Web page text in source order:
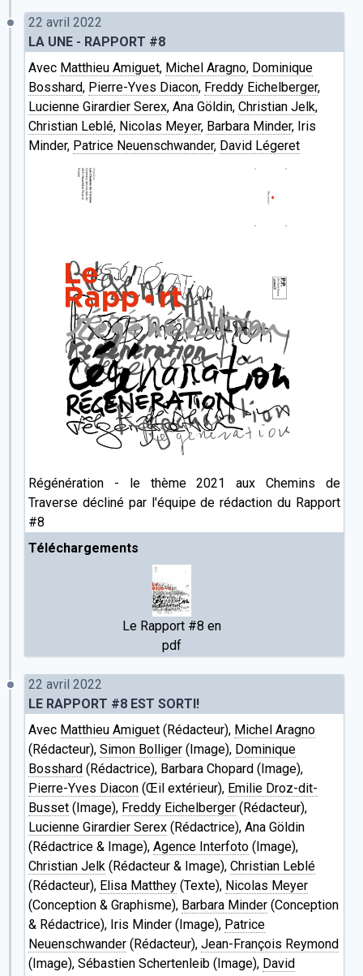
22 avril 2022
LA UNE - RAPPORT #8
Avec Matthieu Amiguet, Michel Aragno, Dominique
Bosshard, Pierre-Yves Diacon, Freddy Eichelberger,
Lucienne Girardier Serex, Ana Göldin, Christian Jelk,
Christian Leblé, Nicolas Meyer, Barbara Minder, Iris
Minder, Patrice Neuenschwander, David Légeret
Régénération - le thème 2021 aux Chemins de
Traverse décliné par l'équipe de rédaction du Rapport
#8
Téléchargements
Le Rapport #8 en
pdf
22 avril 2022
LE RAPPORT #8 EST SORTI!
Avec Matthieu Amiguet (Rédacteur), Michel Aragno
(Rédacteur), Simon Bolliger (Image), Dominique
Bosshard (Rédactrice), Barbara Chopard (Image),
Pierre-Yves Diacon (Œil extérieur), Emilie Droz-dit-
Busset (Image), Freddy Eichelberger (Rédacteur),
Lucienne Girardier Serex (Rédactrice), Ana Göldin
(Rédactrice & Image), Agence Interfoto (Image),
Christian Jelk (Rédacteur & Image), Christian Leblé
(Rédacteur), Elisa Matthey (Texte), Nicolas Meyer
(Conception & Graphisme), Barbara Minder (Conception
& Rédactrice), Iris Minder (Image), Patrice
Neuenschwander (Rédacteur), Jean-François Reymond
(Image), Sébastien Schertenleib (Image), David